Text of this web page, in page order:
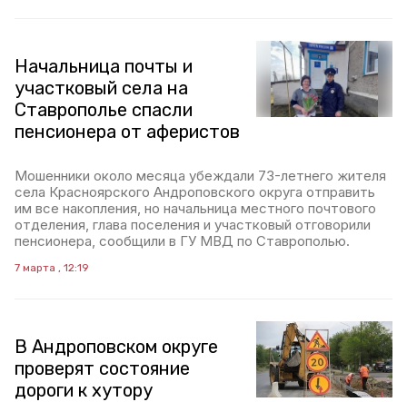
Начальница почты и
участковый села на
Ставрополье спасли
пенсионера от аферистов
Мошенники около месяца убеждали 73-летнего жителя
села Красноярского Андроповского округа отправить
им все накопления, но начальница местного почтового
отделения, глава поселения и участковый отговорили
пенсионера, сообщили в ГУ МВД по Ставрополью.
7 марта , 12:19
В Андроповском округе
проверят состояние
дороги к хутору